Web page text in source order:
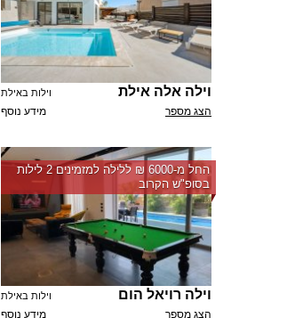
וילה אלה אילת וילות באילת
מידע נוסף הצג מספר
החל מ-‏6000 ₪ ללילה למזמינים 2 לילות
בסופ"ש הקרוב
וילה רויאל הום וילות באילת
מידע נוסף הצג מספר